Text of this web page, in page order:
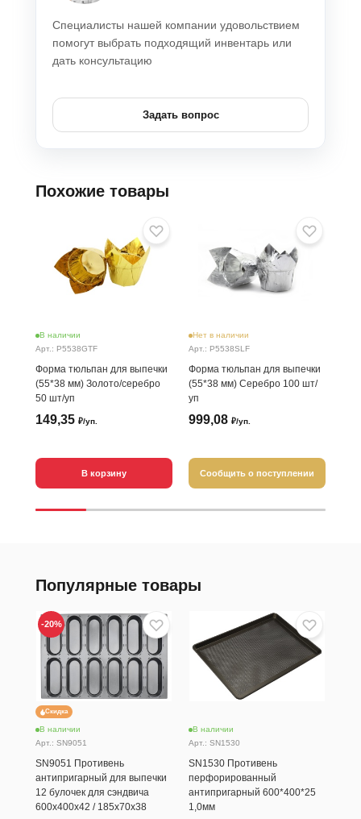
Специалисты нашей компании удовольствием
помогут выбрать подходящий инвентарь или
дать консультацию
Задать вопрос
Похожие товары
В наличии
Арт.: P5538GTF
Форма тюльпан для выпечки
(55*38 мм) Золото/серебро
50 шт/уп
149,35 ₽/уп.
В корзину
Нет в наличии
Арт.: P5538SLF
Форма тюльпан для выпечки
(55*38 мм) Серебро 100 шт/
уп
999,08 ₽/уп.
Сообщить о поступлении
Популярные товары
Скидка
В наличии
Арт.: SN9051
SN9051 Противень
антипригарный для выпечки
12 булочек для сэндвича
600х400х42 / 185х70х38
-20%
В наличии
Арт.: SN1530
SN1530 Противень
перфорированный
антипригарный 600*400*25
1,0мм